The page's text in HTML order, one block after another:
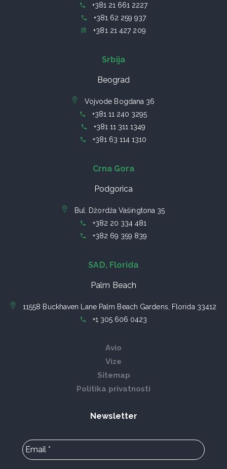
+381 21 661 2227
+381 62 259 937
+381 21 427 209
Srbija
Beograd
Vojvode Bogdana 36
+381 11 240 3295
+381 11 311 1349
+381 63 114 1310
Crna Gora
Podgorica
Bul. Džordža Vašingtona 35
+382 20 334 481
+382 69 359 839
SAD, Florida
Palm Beach
11558 Buckhaven Lane Palm Beach Gardens, Florida 33412
+1 305 606 0423
Avio
Vize
Sitemap
Politika privatnosti
Newsletter